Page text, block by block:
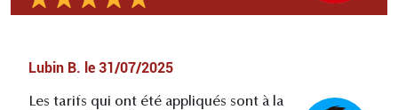
Lubin B. le 31/07/2025
Les tarifs qui ont été appliqués sont à la